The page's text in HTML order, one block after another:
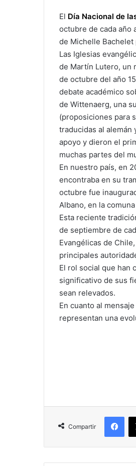
El Día Nacional de
octubre de cada año
de Michelle Bachelet
Las Iglesias
de Martín Lutero, un
de octubre del año
debate académico
de Wittenaerg, una
(proposiciones para
traducidas al
apoyo y dieron el
muchas partes del
En nuestro país, en
encontraba en su
octubre fue
Albano, en la
Esta reciente
de septiembre de
Evangélicas de
principales
El rol social que han
significativo de sus
sean relevados.
En cuanto al
representan una
Compartir